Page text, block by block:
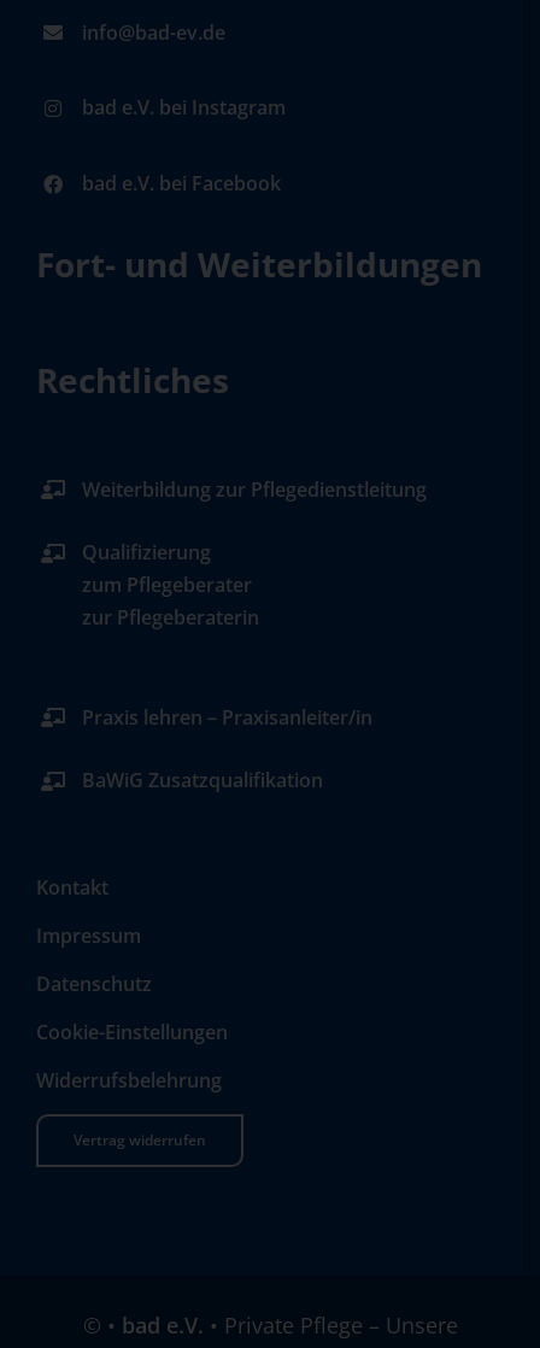
info@bad-ev.de
bad e.V. bei Instagram
bad e.V. bei Facebook
Fort- und Weiterbildungen
Rechtliches
Weiterbildung zur Pflegedienstleitung
Qualifizierung
zum Pflegeberater
zur Pflegeberaterin
Praxis lehren – Praxisanleiter/in
BaWiG Zusatzqualifikation
Kontakt
Impressum
Datenschutz
Cookie-Einstellungen
Widerrufsbelehrung
Vertrag widerrufen
© • bad e.V. • Private Pflege – Unsere